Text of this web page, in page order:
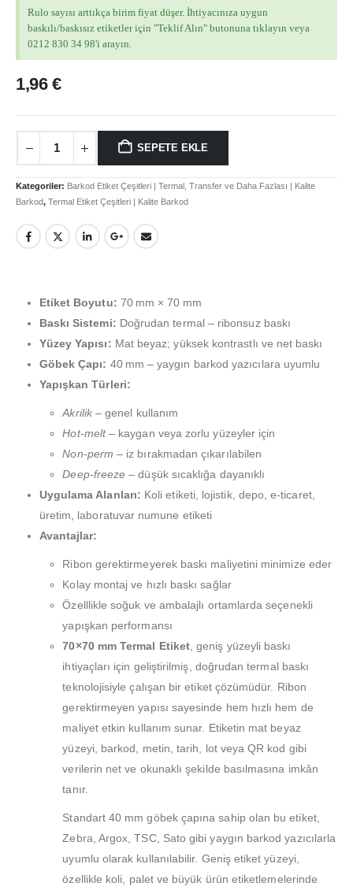
Rulo sayısı arttıkça birim fiyat düşer. İhtiyacınıza uygun
baskılı/baskısız etiketler için "Teklif Alın" butonuna tıklayın veya
0212 830 34 98'i arayın.
1,96 €
SEPETE EKLE
Kategoriler: Barkod Etiket Çeşitleri | Termal, Transfer ve Daha Fazlası | Kalite
Barkod, Termal Etiket Çeşitleri | Kalite Barkod
Etiket Boyutu: 70 mm × 70 mm
Baskı Sistemi: Doğrudan termal – ribonsuz baskı
Yüzey Yapısı: Mat beyaz; yüksek kontrastlı ve net baskı
Göbek Çapı: 40 mm – yaygın barkod yazıcılara uyumlu
Yapışkan Türleri:
Akrilik– genel kullanım
Hot-melt– kaygan veya zorlu yüzeyler için
Non-perm – iz bırakmadan çıkarılabilen
Deep-freeze – düşük sıcaklığa dayanıklı
Uygulama Alanları: Koli etiketi, lojistik, depo, e-ticaret,
üretim, laboratuvar numune etiketi
Avantajlar:
Ribon gerektirmeyerek baskı maliyetini minimize eder
Kolay montaj ve hızlı baskı sağlar
Özelllikle soğuk ve ambalajlı ortamlarda seçenekli
yapışkan performansı
70×70 mm Termal Etiket, geniş yüzeyli baskı
ihtiyaçları için geliştirilmiş, doğrudan termal baskı
teknolojisiyle çalışan bir etiket çözümüdür. Ribon
gerektirmeyen yapısı sayesinde hem hızlı hem de
maliyet etkin kullanım sunar. Etiketin mat beyaz
yüzeyi, barkod, metin, tarih, lot veya QR kod gibi
verilerin net ve okunaklı şekilde basılmasına imkân
tanır.
Standart 40 mm göbek çapına sahip olan bu etiket,
Zebra, Argox, TSC, Sato gibi yaygın barkod yazıcılarla
uyumlu olarak kullanılabilir. Geniş etiket yüzeyi,
özellikle koli, palet ve büyük ürün etiketlemelerinde